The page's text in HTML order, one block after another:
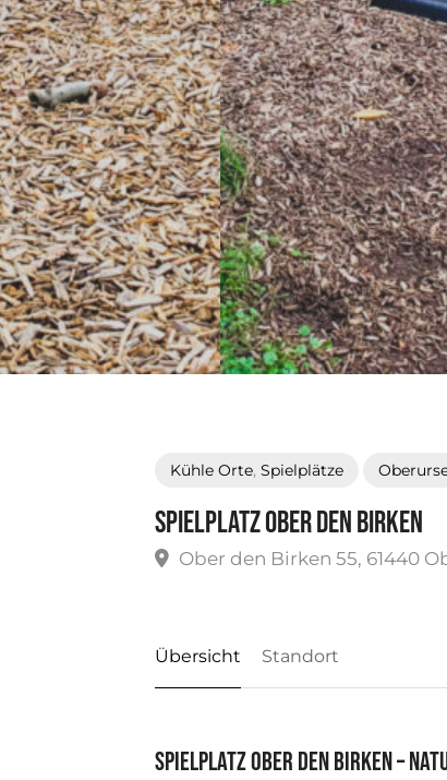
Kühle Orte, Spielplätze
Spielplatz Ober den Birken
Ober den Birken 55, 61440
Übersicht Standort
Spielplatz Ober den Birken –